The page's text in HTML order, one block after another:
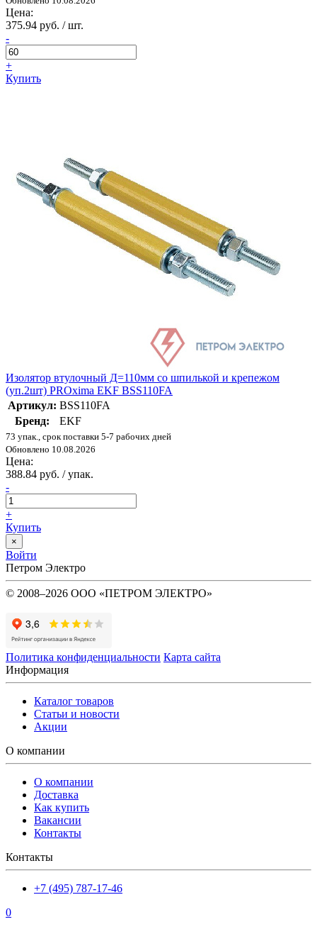
Цена:
375.94 руб. / шт.
-
+
Купить
Изолятор втулочный Д=110мм со шпилькой и крепежом
(уп.2шт) PROxima EKF BSS110FA
Артикул: BSS110FA
Бренд:
EKF
73 упак., срок поставки 5-7 рабочих дней
Обновлено 10.08.2026
Цена:
388.84 руб. / упак.
-
+
Купить
×
Войти
Петром Электро
© 2008–2026 ООО «ПЕТРОМ ЭЛЕКТРО»
Политика конфиденциальности Карта сайта
Информация
Каталог товаров
Статьи и новости
Акции
О компании
О компании
Доставка
Как купить
Вакансии
Контакты
Контакты
+7 (495) 787-17-46
0